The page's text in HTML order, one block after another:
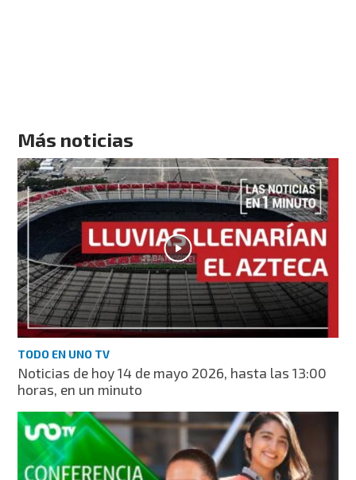
Más noticias
TODO EN UNO TV
Noticias de hoy 14 de mayo 2026, hasta las 13:00
horas, en un minuto